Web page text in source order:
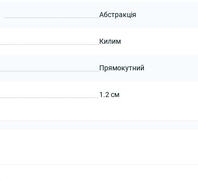
Абстракція
Килим
Прямокутний
1.2 см